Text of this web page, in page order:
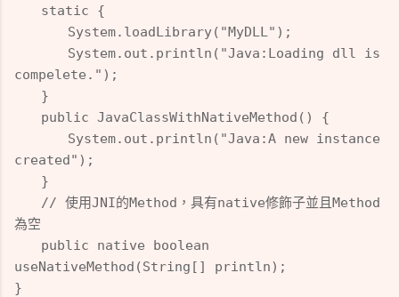
static {
System.loadLibrary("MyDLL");
System.out.println("Java:Loading dll is
compelete.");
}
public JavaClassWithNativeMethod() {
System.out.println("Java:A new instance
created");
}
// 使用JNI的Method，具有native修飾子並且Method
為空
public native boolean
useNativeMethod(String[] println);
}